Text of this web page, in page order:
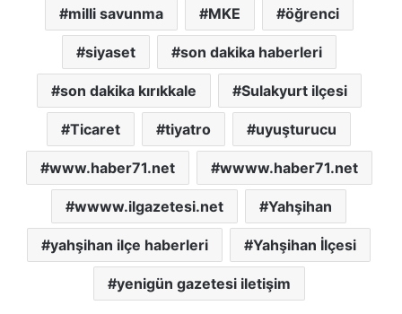
milli savunma MKE öğrenci
siyaset son dakika haberleri
son dakika kırıkkale Sulakyurt ilçesi
Ticaret tiyatro uyuşturucu
www.haber71.net wwww.haber71.net
wwww.ilgazetesi.net Yahşihan
yahşihan ilçe haberleri Yahşihan İlçesi
yenigün gazetesi iletişim